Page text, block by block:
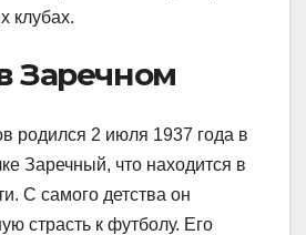
клубах.
Заречном
родился 2 июля 1937 года в
Заречный, что находится в
С самого детства он
страсть к футболу. Его